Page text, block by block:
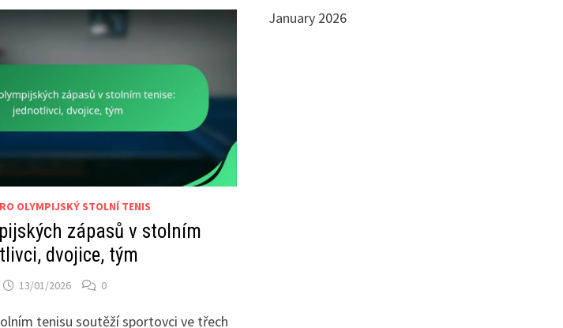
OLYMPIJSKÝ STOLNÍ TENIS
zápasů v stolním
dvojice, tým
13/01/2026 0
tenisu soutěží sportovci ve třech
January 2026